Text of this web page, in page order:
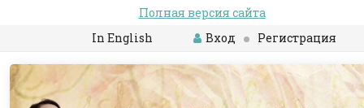
Полная версия сайта
In English
Вход Регистрация